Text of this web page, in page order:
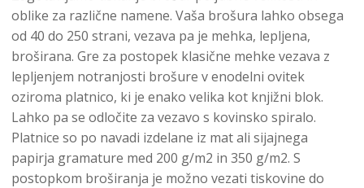
oblike za različne namene. Vaša brošura lahko obsega
od 40 do 250 strani, vezava pa je mehka, lepljena,
broširana. Gre za postopek klasične mehke vezava z
lepljenjem notranjosti brošure v enodelni ovitek
oziroma platnico, ki je enako velika kot knjižni blok.
Lahko pa se odločite za vezavo s kovinsko spiralo.
Platnice so po navadi izdelane iz mat ali sijajnega
papirja gramature med 200 g/m2 in 350 g/m2. S
postopkom broširanja je možno vezati tiskovine do